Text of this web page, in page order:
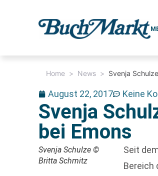
Home > News > Svenja
August 22, 2017 Keine
Svenja
bei Emons
Svenja Schulze ©
Britta Schmitz
Seit
Bereich